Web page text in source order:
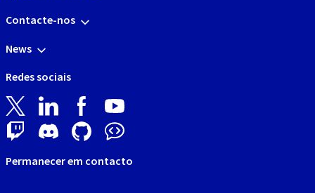
Contacte-nos
News
Redes sociais
Permanecer em contacto